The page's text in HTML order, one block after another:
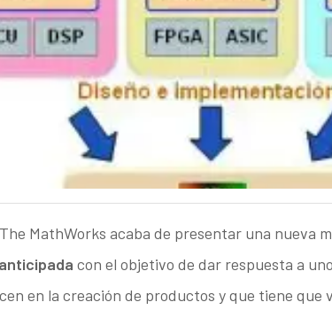
MathWorks acaba de presentar una nueva
con el objetivo de dar respuesta a
en la creación de productos y que tiene